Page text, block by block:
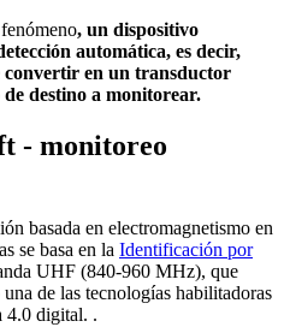
, un dispositivo
automática, es decir,
convertir en un transductor
destino a monitorear.
- monitoreo
basada en electromagnetismo en
se basa en la Identificación por
UHF (840-960 MHz), que
de las tecnologías habilitadoras
4.0 digital. .